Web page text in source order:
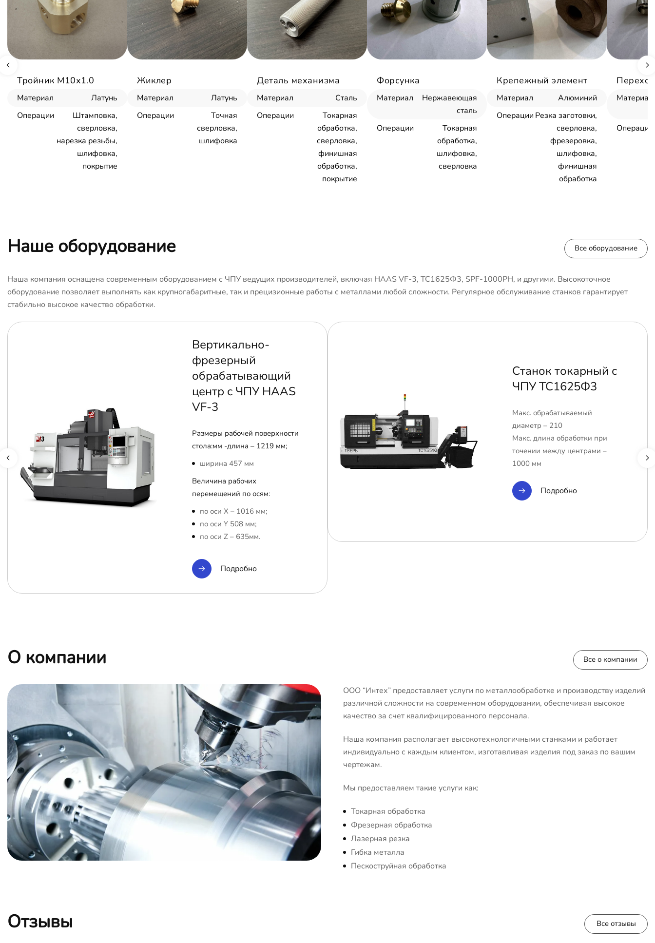
Тройник М10х1.0
Материал
Латунь
Операции
Штамповка,
сверловка,
нарезка резьбы,
шлифовка,
покрытие
Жиклер
Материал
Латунь
Операции
Точная
сверловка,
шлифовка
Деталь механизма
Материал
Сталь
Операции
Токарная
обработка,
сверловка,
финишная
обработка,
покрытие
Форсунка
Материал
Нержавеющая
сталь
Операции
Токарная
обработка,
шлифовка,
сверловка
Крепежный элемент
Материал
Алюминий
Операции Резка заготовки,
сверловка,
фрезеровка,
шлифовка,
финишная
обработка
Материал
Операции
Наше оборудование Все оборудование
Наша компания оснащена современным оборудованием с ЧПУ ведущих производителей, включая HAAS VF-3, ТС1625Ф3, SPF-1000PH, и другими. Высокоточное
оборудование позволяет выполнять как крупногабаритные, так и прецизионные работы с металлами любой сложности. Регулярное обслуживание станков гарантирует
стабильно высокое качество обработки.
Вертикально-
фрезерный
обрабатывающий
центр с ЧПУ HAAS
VF-3
Размеры рабочей поверхности
стола:мм -длина – 1219 мм;
ширина 457 мм
Величина рабочих
перемещений по осям:
по оси Х – 1016 мм;
по оси Y 508 мм;
по оси Z – 635мм.
Подробно
Станок токарный с
ЧПУ ТС1625Ф3
Макс. обрабатываемый
диаметр – 210
Макс. длина обработки при
точении между центрами –
1000 мм
Подробно
О компании Все о компании
ООО “Интех” предоставляет услуги по металлообработке и производству изделий
различной сложности на современном оборудовании, обеспечивая высокое
качество за счет квалифицированного персонала.
Наша компания располагает высокотехнологичными станками и работает
индивидуально с каждым клиентом, изготавливая изделия под заказ по вашим
чертежам.
Мы предоставляем такие услуги как:
Токарная обработка
Фрезерная обработка
Лазерная резка
Гибка металла
Пескоструйная обработка
Отзывы Все отзывы